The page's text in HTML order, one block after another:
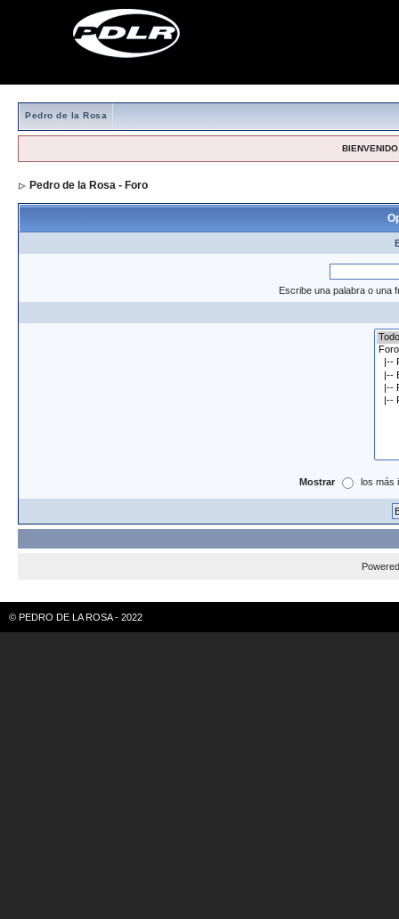
Pedro de la Rosa
Pedro de la Rosa - Foro
Escribe una palabra o una
Mostrar los más
© PEDRO DE LA ROSA - 2022